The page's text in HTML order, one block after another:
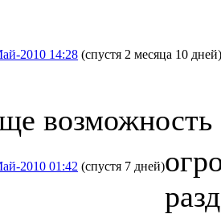
2010 14:28 (спустя 2 месяца 10 дней)
2010 01:42 (спустя 7 дней)